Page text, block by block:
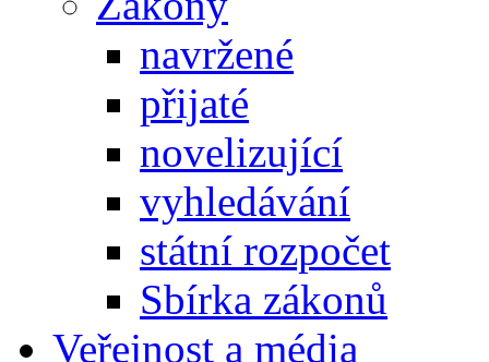
navržené
přijaté
novelizující
vyhledávání
státní rozpočet
Sbírka zákonů
Veřejnost a média